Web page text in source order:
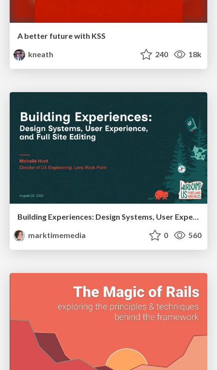
A better future with KSS
kneath
240 18k
Building Experiences: Design Systems, User Experience, and Full Site Editing
marktimemedia
0 560